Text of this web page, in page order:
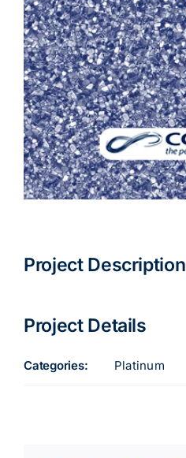
Project Description
Project Details
Categories: Platinum